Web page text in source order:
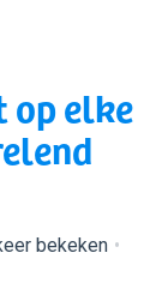
op elke
bekeken